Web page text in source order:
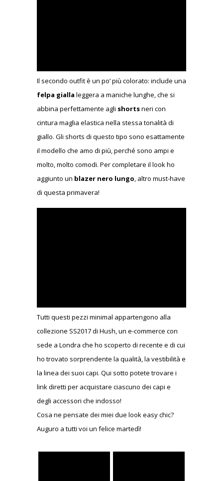
Il secondo outfit è un po’ più colorato: include una
felpa gialla leggera a maniche lunghe, che si
abbina perfettamente agli shortsneri con
cintura maglia elastica nella stessa tonalità di
giallo. Gli shorts di questo tipo sono esattamente
il modello che amo di più, perché sono ampi e
molto, molto comodi. Per completare il look ho
aggiunto un blazer nero lungo, altro must-have
di questa primavera!
Tutti questi pezzi minimal appartengono alla
collezione SS2017 di Hush, un e-commerce con
sede a Londra che ho scoperto di recente e di cui
ho trovato sorprendente la qualità, la vestibilità e
la linea dei suoi capi. Qui sotto potete trovare i
link diretti per acquistare ciascuno dei capi e
degli accessori che indosso!
Cosa ne pensate dei miei due look easy chic?
Auguro a tutti voi un felice martedì!